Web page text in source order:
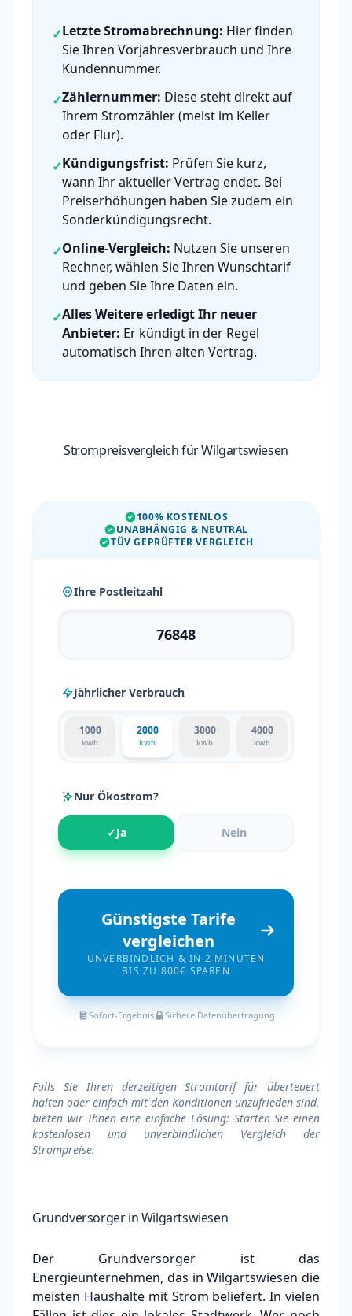
✓Letzte Stromabrechnung: Hier finden
Sie Ihren Vorjahresverbrauch und Ihre
Kundennummer.
✓Zählernummer: Diese steht direkt auf
Ihrem Stromzähler (meist im Keller
oder Flur).
✓Kündigungsfrist: Prüfen Sie kurz,
wann Ihr aktueller Vertrag endet. Bei
Preiserhöhungen haben Sie zudem ein
Sonderkündigungsrecht.
✓Online-Vergleich: Nutzen Sie unseren
Rechner, wählen Sie Ihren Wunschtarif
und geben Sie Ihre Daten ein.
✓Alles Weitere erledigt Ihr neuer
Anbieter: Er kündigt in der Regel
automatisch Ihren alten Vertrag.
Strompreisvergleich für Wilgartswiesen
100% KOSTENLOS
UNABHÄNGIG & NEUTRAL
TÜV GEPRÜFTER VERGLEICH
Ihre Postleitzahl
Jährlicher Verbrauch
1000
kWh
2000
kWh
3000
kWh
4000
kWh
Nur Ökostrom?
✓Ja Nein
Günstigste Tarife
vergleichen
UNVERBINDLICH & IN 2 MINUTEN
BIS ZU 800€ SPAREN
Sofort-Ergebnis Sichere Datenübertragung
Falls Sie Ihren derzeitigen Stromtarif für überteuert
halten oder einfach mit den Konditionen unzufrieden sind,
bieten wir Ihnen eine einfache Lösung: Starten Sie einen
kostenlosen und unverbindlichen Vergleich der
Strompreise.
Grundversorger in Wilgartswiesen
Der Grundversorger ist das
Energieunternehmen, das in Wilgartswiesen die
meisten Haushalte mit Strom beliefert. In vielen